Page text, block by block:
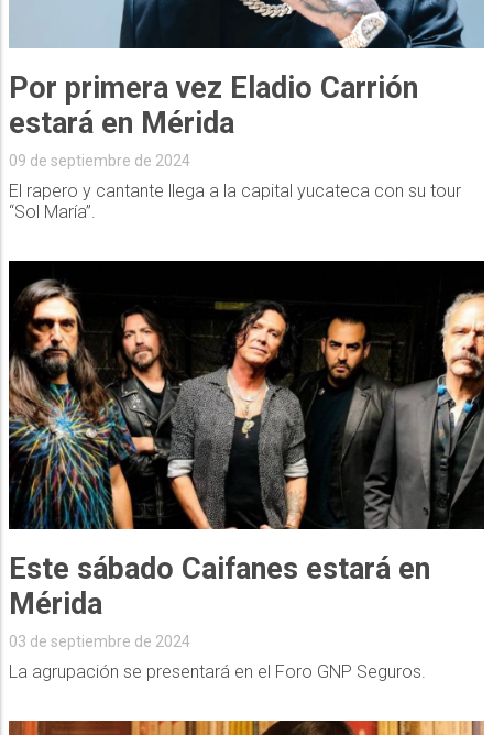
Por primera vez Eladio Carrión
estará en Mérida
09 de septiembre de 2024
El rapero y cantante llega a la capital yucateca con su tour
“Sol María”.
Este sábado Caifanes estará en
Mérida
03 de septiembre de 2024
La agrupación se presentará en el Foro GNP Seguros.